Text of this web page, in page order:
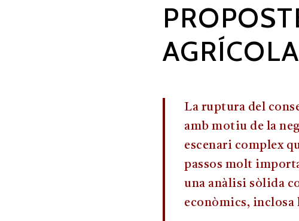
AGRÍCOLA
La ruptura del
amb motiu de la
escenari complex
passos molt
una anàlisi sòlida
econòmics, inclosa